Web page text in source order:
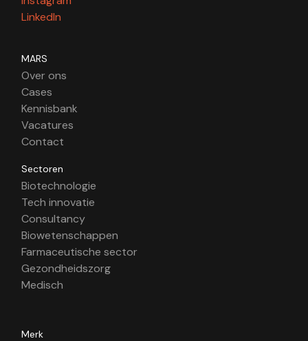
LinkedIn
MARS
Over ons
Cases
Kennisbank
Vacatures
Contact
Sectoren
Biotechnologie
Tech innovatie
Consultancy
Biowetenschappen
Farmaceutische sector
Gezondheidszorg
Medisch
Merk